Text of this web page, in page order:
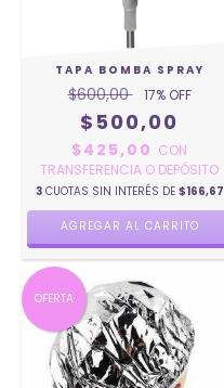
TAPA BOMBA SPRAY
$600,00 17% OFF
$500,00
$425,00 CON
TRANSFERENCIA O DEPÓSITO
3 CUOTAS SIN INTERÉS DE $166,67
AGREGAR AL CARRITO
OFERTA